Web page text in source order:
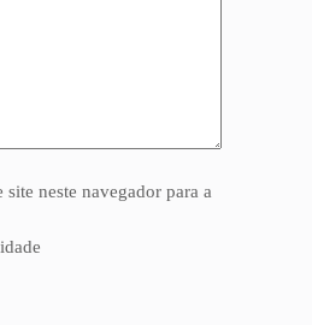
neste navegador para a